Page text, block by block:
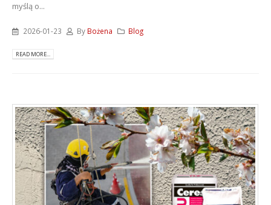
myślą o...
2026-01-23 By Bożena Blog
READ MORE...